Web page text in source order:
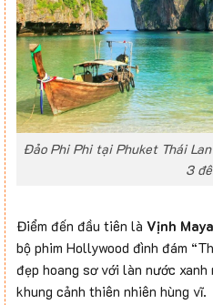
Đảo Phi Phi tại Phuket Thái
3
Điểm đến đầu tiên là Vịnh Maya
bộ phim Hollywood đình đám
đẹp hoang sơ với làn nước
khung cảnh thiên nhiên hùng vĩ.